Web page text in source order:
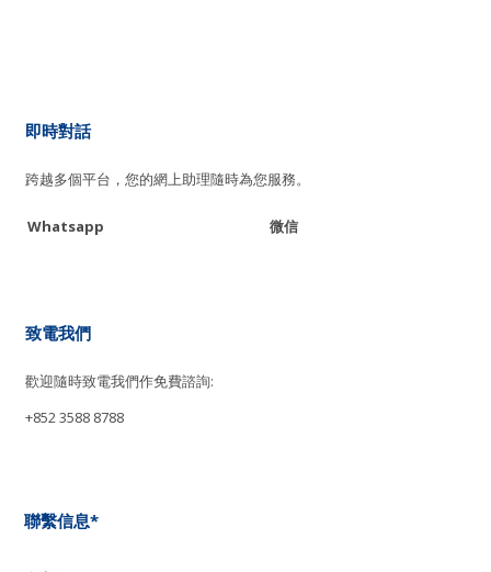
即時對話
跨越多個平台，您的網上助理隨時為您服務。
Whatsapp 微信
致電我們
歡迎隨時致電我們作免費諮詢:
+852 3588 8788
聯繫信息*